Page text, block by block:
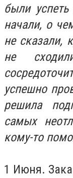
были
начали, о
не сказали,
не
успешно
решила
самых
кому-то
1 Июня.